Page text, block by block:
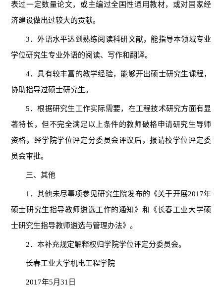
表过一定数量论文，或主编过全国性通用教材，或对国家经
济建设做出过较大的贡献。
3．外语水平达到熟练阅读科研文献，能指导本领域专业
学位研究生专业外语的阅读、写作和翻译。
4．具有较丰富的教学经验，能够开出硕士研究生课程，
协助指导过硕士研究生。
5．根据研究生工作实际需要，在工程技术研究方面有显
著特长，但不完全满足以上条件的教师破格申请研究生导师
资格，经学院学位评定分委员会评议后，报请校学位评定委
员会审批。
三、其他
1．其他未尽事项参见研究生院发布的《关于开展2017年
硕士研究生指导教师遴选工作的通知》和《长春工业大学硕
士研究生指导教师遴选与管理办法》。
2．本补充规定解释权归学院学位评定分委员会。
长春工业大学机电工程学院
2017年5月31日